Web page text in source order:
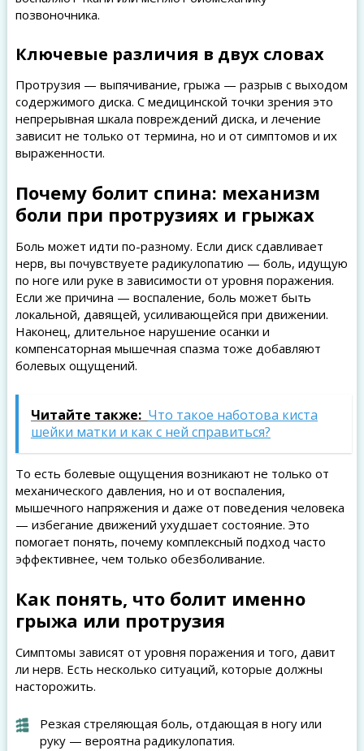
позвоночника.
Ключевые различия в двух словах
Протрузия — выпячивание, грыжа — разрыв с выходом
содержимого диска. С медицинской точки зрения это
непрерывная шкала повреждений диска, и лечение
зависит не только от термина, но и от симптомов и их
выраженности.
Почему болит спина: механизм
боли при протрузиях и грыжах
Боль может идти по-разному. Если диск сдавливает
нерв, вы почувствуете радикулопатию — боль, идущую
по ноге или руке в зависимости от уровня поражения.
Если же причина — воспаление, боль может быть
локальной, давящей, усиливающейся при движении.
Наконец, длительное нарушение осанки и
компенсаторная мышечная спазма тоже добавляют
болевых ощущений.
Читайте также: Что такое наботова киста
шейки матки и как с ней справиться?
То есть болевые ощущения возникают не только от
механического давления, но и от воспаления,
мышечного напряжения и даже от поведения человека
— избегание движений ухудшает состояние. Это
помогает понять, почему комплексный подход часто
эффективнее, чем только обезболивание.
Как понять, что болит именно
грыжа или протрузия
Симптомы зависят от уровня поражения и того, давит
ли нерв. Есть несколько ситуаций, которые должны
насторожить.
Резкая стреляющая боль, отдающая в ногу или
руку — вероятна радикулопатия.